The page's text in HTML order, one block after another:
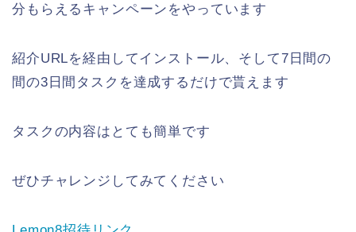
分もらえるキャンペーンをやっています
紹介URLを経由してインストール、そして7日間の
間の3日間タスクを達成するだけで貰えます
タスクの内容はとても簡単です
ぜひチャレンジしてみてください